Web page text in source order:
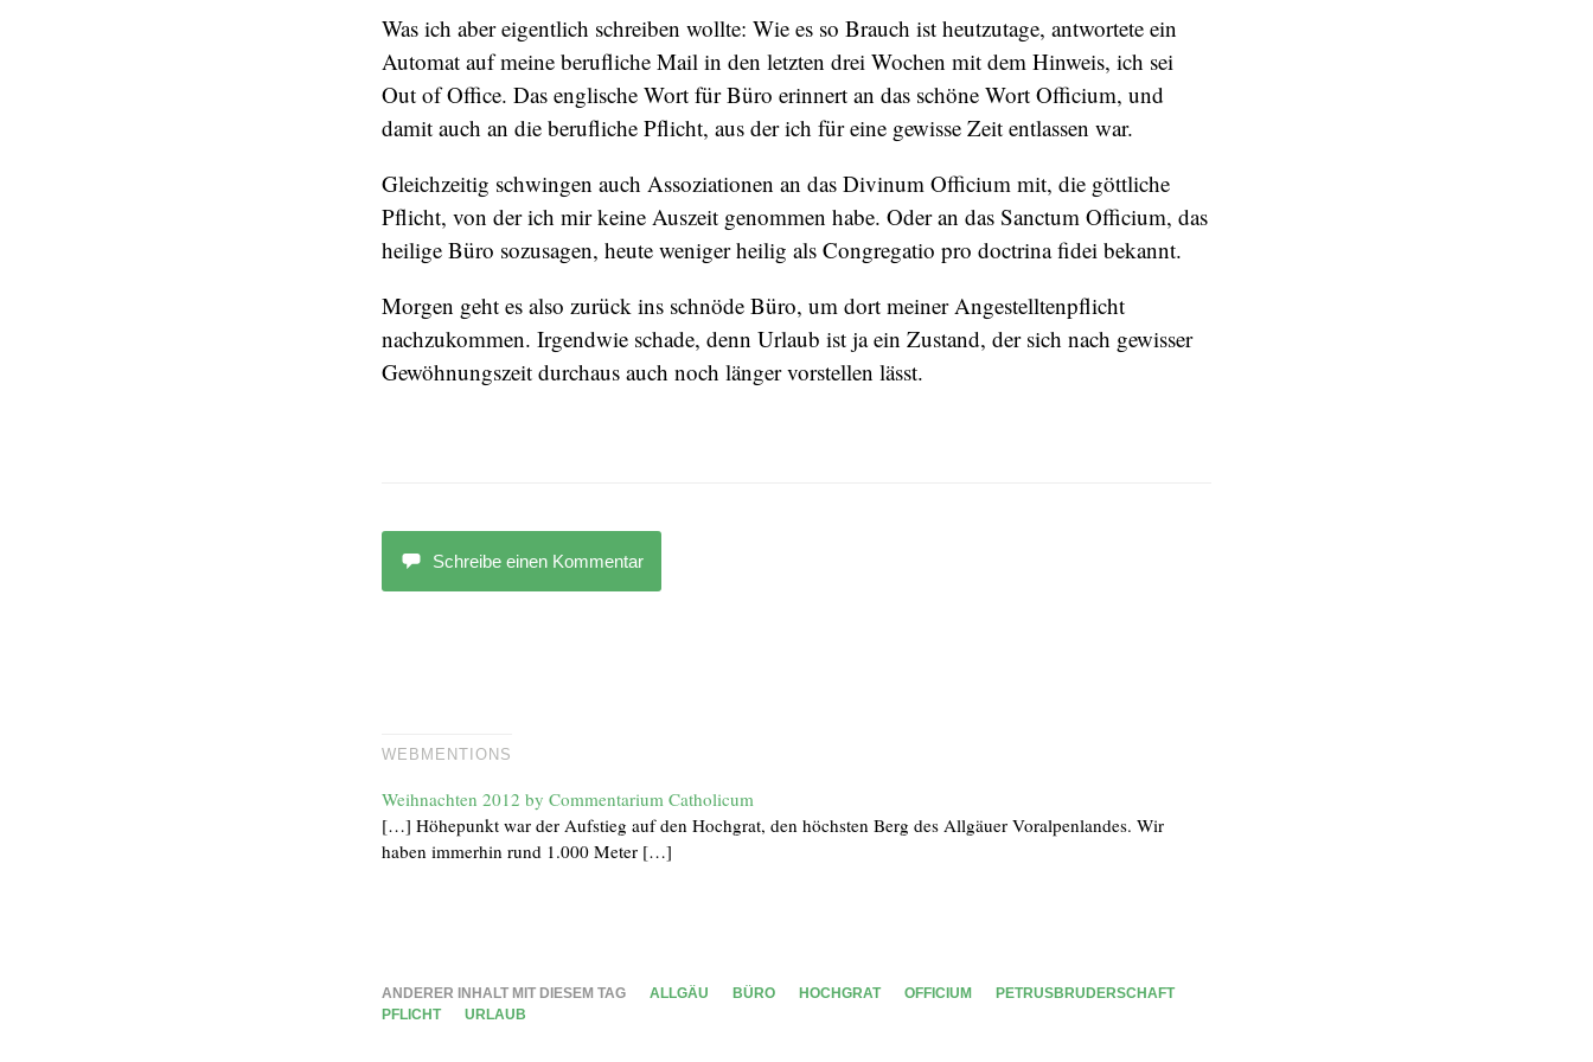
Was ich aber eigentlich schreiben wollte: Wie es so Brauch ist heutzutage, antwortete ein
Automat auf meine berufliche Mail in den letzten drei Wochen mit dem Hinweis, ich sei
Out of Office. Das englische Wort für Büro erinnert an das schöne Wort Officium, und
damit auch an die berufliche Pflicht, aus der ich für eine gewisse Zeit entlassen war.
Gleichzeitig schwingen auch Assoziationen an das Divinum Officium mit, die göttliche
Pflicht, von der ich mir keine Auszeit genommen habe. Oder an das Sanctum Officium, das
heilige Büro sozusagen, heute weniger heilig als Congregatio pro doctrina fidei bekannt.
Morgen geht es also zurück ins schnöde Büro, um dort meiner Angestelltenpflicht
nachzukommen. Irgendwie schade, denn Urlaub ist ja ein Zustand, der sich nach gewisser
Gewöhnungszeit durchaus auch noch länger vorstellen lässt.
Schreibe einen Kommentar
WEBMENTIONS
Weihnachten 2012 by Commentarium Catholicum
[…] Höhepunkt war der Aufstieg auf den Hochgrat, den höchsten Berg des Allgäuer Voralpenlandes. Wir
haben immerhin rund 1.000 Meter […]
ANDERER INHALT MIT DIESEM TAG ALLGÄU BÜRO HOCHGRAT OFFICIUM
PETRUSBRUDERSCHAFT
PFLICHT
URLAUB